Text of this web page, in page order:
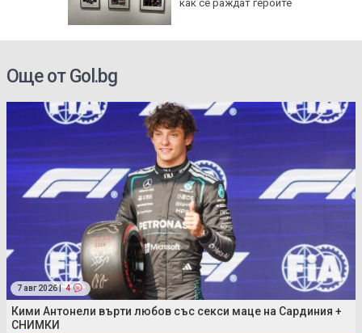
как се раждат героите
Още от Gol.bg
7 авг 2026 | 4
Кими Антонели върти любов със секси маце на Сардиния +
СНИМКИ